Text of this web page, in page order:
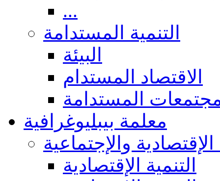
...
التنمية المستدامة
البيئة
الاقتصاد المستدام
المستدامة
معلمة بيبليوغرافية
الإقتصادية والإجتماعية
التنمية الإقتصادية